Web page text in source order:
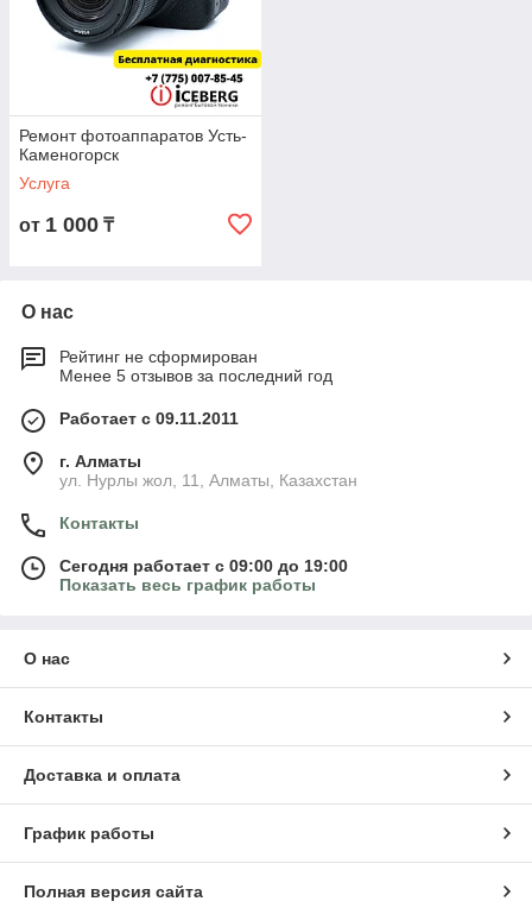
Ремонт фотоаппаратов Усть-
Каменогорск
Услуга
от 1 000 ₸
О нас
Рейтинг не сформирован
Менее 5 отзывов за последний год
Работает с 09.11.2011
г. Алматы
ул. Нурлы жол, 11, Алматы, Казахстан
Контакты
Сегодня работает с 09:00 до 19:00
Показать весь график работы
О нас
Контакты
Доставка и оплата
График работы
Полная версия сайта